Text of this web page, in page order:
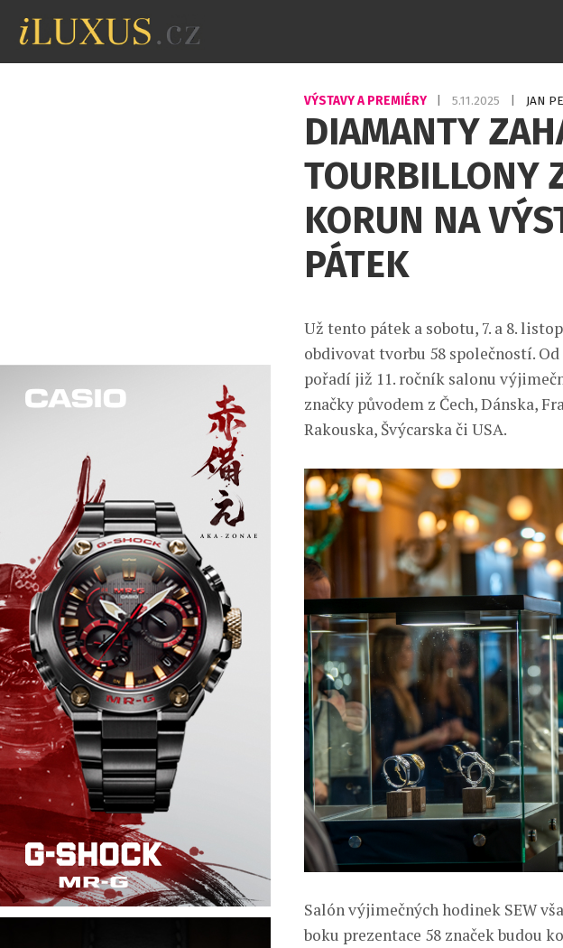
VÝSTAVY A PREMIÉRY 5.11.2025 JAN
DIAMANTY
TOURBILLONY
KORUN NA
PÁTEK
Už tento pátek a sobotu, 7. a 8.
obdivovat tvorbu 58 společností.
pořadí již 11. ročník salonu
značky původem z Čech, Dánska,
Rakouska, Švýcarska či USA.
Salón výjimečných hodinek SEW
boku prezentace 58 značek budou